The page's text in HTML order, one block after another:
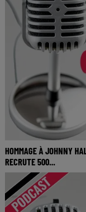
HOMMAGE À JOHNNY
RECRUTE 500...
Le Spectacle aura lieu
2027.